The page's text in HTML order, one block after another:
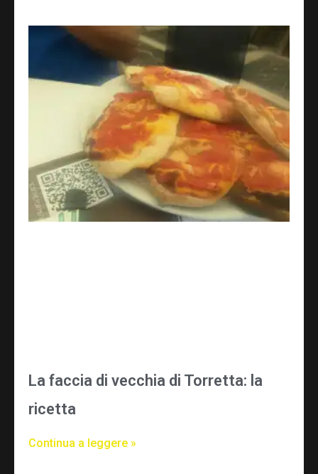
La faccia di vecchia di Torretta: la
ricetta
Continua a leggere »